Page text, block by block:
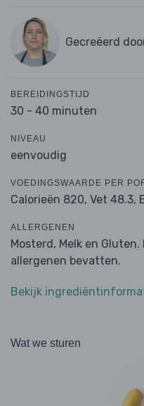
Gecreëerd
BEREIDINGSTIJD
30 - 40 minuten
NIVEAU
eenvoudig
VOEDINGSWAARDE PER
Calorieën 820, Vet 48.3,
ALLERGENEN
Mosterd, Melk en
allergenen bevatten.
Bekijk
Wat we sturen